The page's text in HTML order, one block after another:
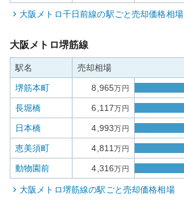
大阪メトロ千日前線の駅ごと売却価格相場
大阪メトロ堺筋線
駅名 売却相場
堺筋本町 8,965万円
長堀橋 6,117万円
日本橋 4,993万円
恵美須町 4,811万円
動物園前 4,316万円
大阪メトロ堺筋線の駅ごと売却価格相場